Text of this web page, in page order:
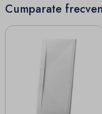
Cumparate